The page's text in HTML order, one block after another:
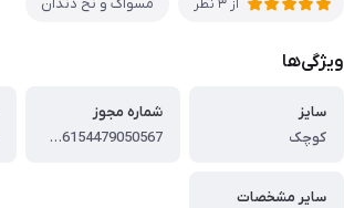
از 3 نظر مسواک و نخ دندان
ویژگی‌ها
سایز
کوچک
شماره مجوز
1256154479050567
سایر مشخصات